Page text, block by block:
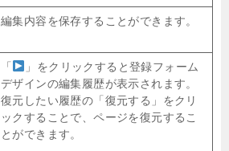
編集内容を保存することができます。
「
」をクリックすると登録フォーム
デザインの編集履歴が表示されます。
復元したい履歴の「復元する」をクリ
ックすることで、ページを復元するこ
とができます。